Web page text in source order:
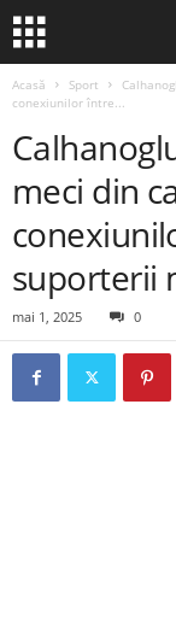
Acasă Sport
conexiunilor între...
meci din
suporterii
mai 1, 2025 0